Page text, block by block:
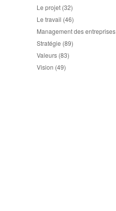
Le projet (32)
Le travail (46)
Management des entreprises
Stratégie (89)
Valeurs (83)
Vision (49)